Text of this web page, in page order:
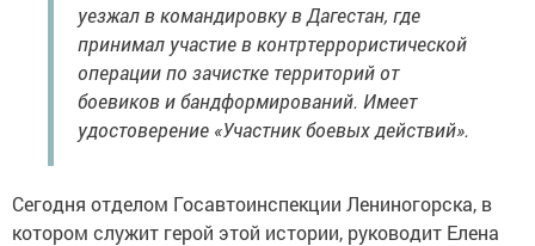
уезжал в командировку в Дагестан, где
принимал участие в контртеррористической
операции по зачистке территорий от
боевиков и бандформирований. Имеет
удостоверение «Участник боевых действий».
Сегодня отделом Госавтоинспекции Лениногорска, в
котором служит герой этой истории, руководит Елена